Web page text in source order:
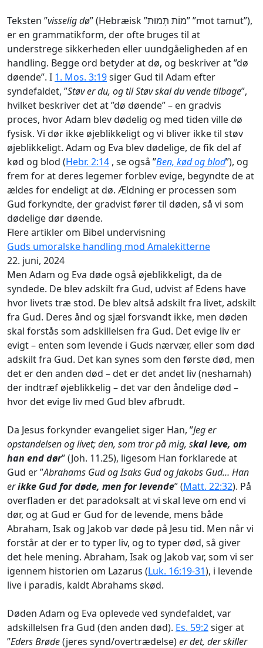
Teksten ”visselig dø” (Hebræisk ”מוֹת תָּמוּת” ”mot tamut”),
er en grammatikform, der ofte bruges til at
understrege sikkerheden eller uundgåeligheden af en
handling. Begge ord betyder at dø, og beskriver at ”dø
døende”. I 1. Mos. 3:19siger Gud til Adam efter
syndefaldet, ”Støv er du, og til Støv skal du vende tilbage”,
hvilket beskriver det at ”dø døende” – en gradvis
proces, hvor Adam blev dødelig og med tiden ville dø
fysisk. Vi dør ikke øjeblikkeligt og vi bliver ikke til støv
øjeblikkeligt. Adam og Eva blev dødelige, de fik del af
kød og blod (Hebr. 2:14 , se også ”Ben, kød og blod”), og
frem for at deres legemer forblev evige, begyndte de at
ældes for endeligt at dø. Ældning er processen som
Gud forkyndte, der gradvist fører til døden, så vi som
dødelige dør døende.
Flere artikler om Bibel undervisning
Guds umoralske handling mod Amalekitterne
22. juni, 2024
Men Adam og Eva døde også øjeblikkeligt, da de
syndede. De blev adskilt fra Gud, udvist af Edens have
hvor livets træ stod. De blev altså adskilt fra livet, adskilt
fra Gud. Deres ånd og sjæl forsvandt ikke, men døden
skal forstås som adskillelsen fra Gud. Det evige liv er
evigt – enten som levende i Guds nærvær, eller som død
adskilt fra Gud. Det kan synes som den første død, men
det er den anden død – det er det andet liv (neshamah)
der indtræf øjeblikkelig – det var den åndelige død –
hvor det evige liv med Gud blev afbrudt.
Da Jesus forkynder evangeliet siger Han, ”Jeg er
opstandelsen og livet; den, som tror på mig, skal leve, om
han end dør” (Joh. 11.25), ligesom Han forklarede at
Gud er ”Abrahams Gud og Isaks Gud og Jakobs Gud… Han
erikke Gud for døde, men for levende” (Matt. 22:32). På
overfladen er det paradoksalt at vi skal leve om end vi
dør, og at Gud er Gud for de levende, mens både
Abraham, Isak og Jakob var døde på Jesu tid. Men når vi
forstår at der er to typer liv, og to typer død, så giver
det hele mening. Abraham, Isak og Jakob var, som vi ser
igennem historien om Lazarus (Luk. 16:19-31), i levende
live i paradis, kaldt Abrahams skød.
Døden Adam og Eva oplevede ved syndefaldet, var
adskillelsen fra Gud (den anden død). Es. 59:2siger at
”Eders Brøde(jeres synd/overtrædelse)er det, der skiller